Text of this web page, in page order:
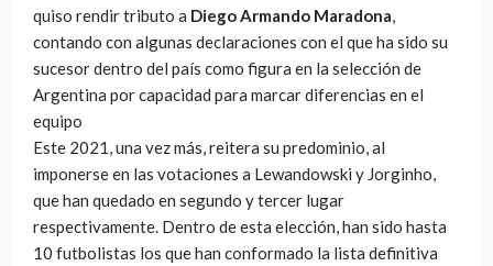
quiso rendir tributo a Diego Armando Maradona
contando con algunas declaraciones con el que ha sido su
sucesor dentro del país como figura en la selección de
Argentina por capacidad para marcar diferencias en el
equipo
Este 2021, una vez más, reitera su predominio, al
imponerse en las votaciones a Lewandowski y Jorginho,
que han quedado en segundo y tercer lugar
respectivamente. Dentro de esta elección, han sido hasta
10 futbolistas los que han conformado la lista definitiva